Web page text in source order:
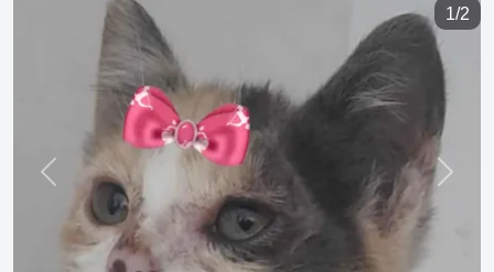
1/2
Previous Next